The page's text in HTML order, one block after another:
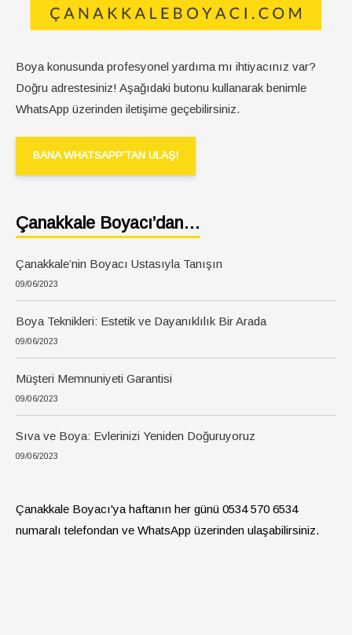
Boya konusunda profesyonel yardıma mı ihtiyacınız var?
Doğru adrestesiniz! Aşağıdaki butonu kullanarak benimle
WhatsApp üzerinden iletişime geçebilirsiniz.
BANA WHATSAPP’TAN ULAŞ!
Çanakkale Boyacı’dan…
Çanakkale’nin Boyacı Ustasıyla Tanışın
09/06/2023
Boya Teknikleri: Estetik ve Dayanıklılık Bir Arada
09/06/2023
Müşteri Memnuniyeti Garantisi
09/06/2023
Sıva ve Boya: Evlerinizi Yeniden Doğuruyoruz
09/06/2023
Çanakkale Boyacı'ya haftanın her günü 0534 570 6534
numaralı telefondan ve WhatsApp üzerinden ulaşabilirsiniz.